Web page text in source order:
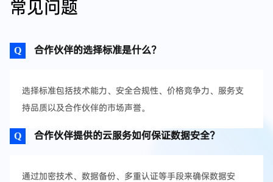
常见问题
合作伙伴的选择标准是什么？
选择标准包括技术能力、安全合规性、价格竞争力、服务支
持品质以及合作伙伴的市场声誉。
合作伙伴提供的云服务如何保证数据安全？
通过加密技术、数据备份、多重认证等手段来确保数据安